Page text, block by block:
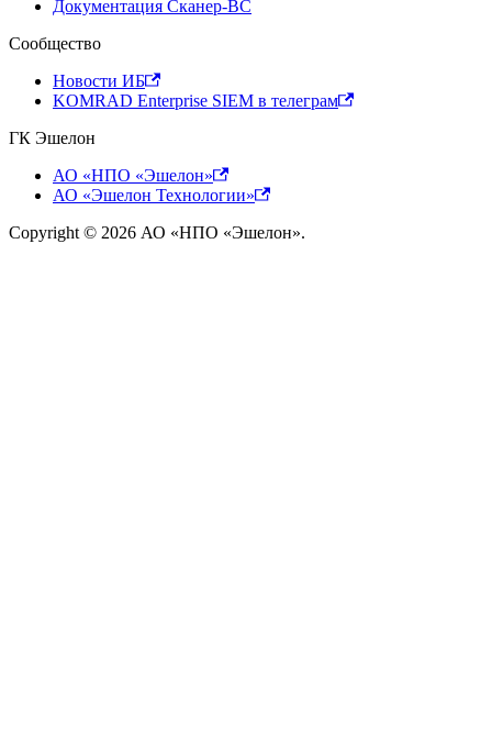
Документация Сканер-ВС
Сообщество
Новости ИБ
KOMRAD Enterprise SIEM в телеграм
ГК Эшелон
АО «НПО «Эшелон»
АО «Эшелон Технологии»
Copyright © 2026 АО «НПО «Эшелон».